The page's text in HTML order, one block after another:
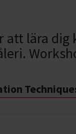
lära